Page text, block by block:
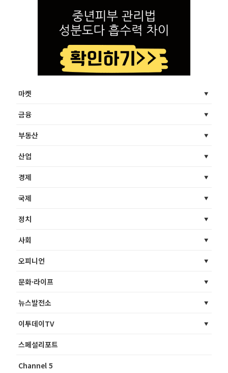
마켓
금융
부동산
산업
경제
국제
정치
사회
오피니언
문화·라이프
뉴스발전소
이투데이TV
스페셜리포트
Channel 5